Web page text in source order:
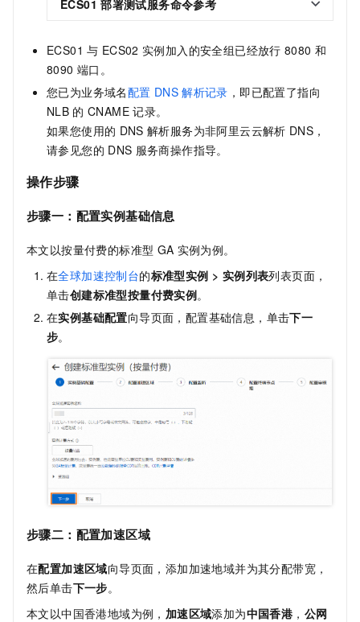
ECS01 部署测试服务命令参考
ECS01 与 ECS02 实例加入的安全组已经放行 8080 和
8090 端口。
您已为业务域名配置 DNS 解析记录 ，即已配置了指向
NLB 的 CNAME 记录。
如果您使用的 DNS 解析服务为非阿里云云解析 DNS，
请参见您的 DNS 服务商操作指导。
操作步骤
步骤一：配置实例基础信息
本文以按量付费的标准型 GA 实例为例。
在全球加速控制台的标准型实例 > 实例列表列表页面，
单击创建标准型按量付费实例。
在实例基础配置向导页面，配置基础信息，单击下一
步。
步骤二： 配置加速区域
在配置加速区域向导页面，添加加速地域并为其分配带宽，
然后单击下一步。
本文以中国香港地域为例， 加速区域添加为中国香港 ， 公网